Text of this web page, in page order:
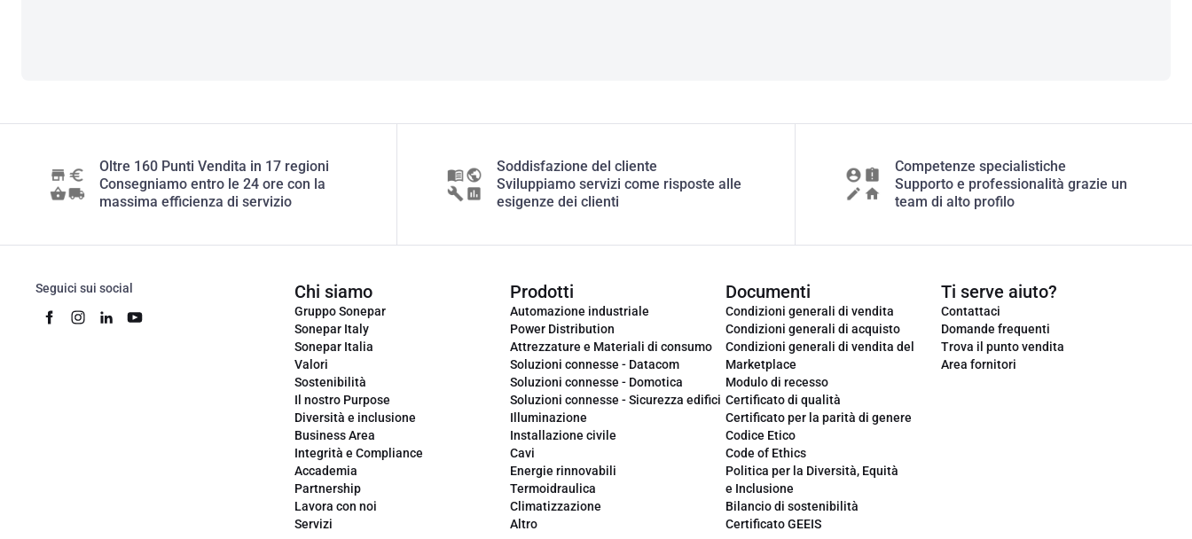
Oltre 160 Punti Vendita in 17 regioni
Consegniamo entro le 24 ore con la
massima efficienza di servizio
Soddisfazione del cliente
Sviluppiamo servizi come risposte alle
esigenze dei clienti
Competenze specialistiche
Supporto e professionalità grazie un
team di alto profilo
Seguici sui social Chi siamo
Gruppo Sonepar
Sonepar Italy
Sonepar Italia
Valori
Sostenibilità
Il nostro Purpose
Diversità e inclusione
Business Area
Integrità e Compliance
Accademia
Partnership
Lavora con noi
Servizi
Prodotti
Automazione industriale
Power Distribution
Attrezzature e Materiali di consumo
Soluzioni connesse - Datacom
Soluzioni connesse - Domotica
Soluzioni connesse - Sicurezza edifici
Illuminazione
Installazione civile
Cavi
Energie rinnovabili
Termoidraulica
Climatizzazione
Altro
Documenti
Condizioni generali di vendita
Condizioni generali di acquisto
Condizioni generali di vendita del
Marketplace
Modulo di recesso
Certificato di qualità
Certificato per la parità di genere
Codice Etico
Code of Ethics
Politica per la Diversità, Equità
e Inclusione
Bilancio di sostenibilità
Certificato GEEIS
Ti serve aiuto?
Contattaci
Domande frequenti
Trova il punto vendita
Area fornitori